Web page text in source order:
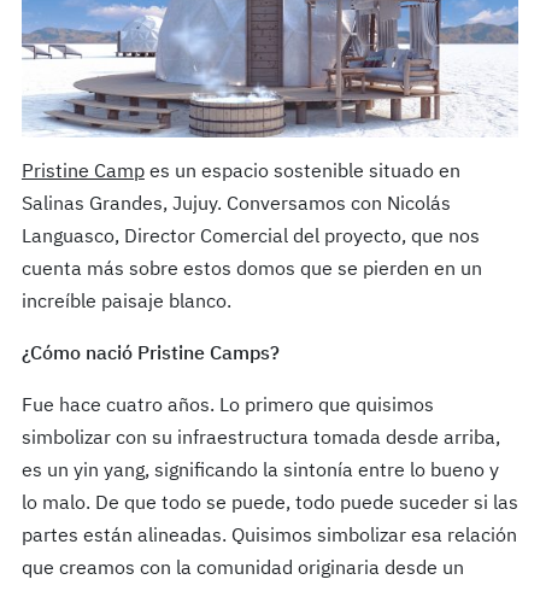
Pristine Campes un espacio sostenible situado en
Salinas Grandes, Jujuy. Conversamos con Nicolás
Languasco, Director Comercial del proyecto, que nos
cuenta más sobre estos domos que se pierden en un
increíble paisaje blanco.
¿Cómo nació Pristine Camps?
Fue hace cuatro años. Lo primero que quisimos
simbolizar con su infraestructura tomada desde arriba,
es un yin yang, significando la sintonía entre lo bueno y
lo malo. De que todo se puede, todo puede suceder si las
partes están alineadas. Quisimos simbolizar esa relación
que creamos con la comunidad originaria desde un